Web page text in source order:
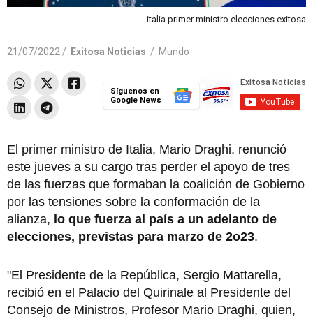
italia primer ministro elecciones exitosa
21/07/2022 / Exitosa Noticias / Mundo
Síguenos en
Google News
El primer ministro de Italia, Mario Draghi, renunció
este jueves a su cargo tras perder el apoyo de tres
de las fuerzas que formaban la coalición de Gobierno
por las tensiones sobre la conformación de la
alianza, lo que fuerza al país a un adelanto de
elecciones, previstas para marzo de 2o23.
"El Presidente de la República, Sergio Mattarella,
recibió en el Palacio del Quirinale al Presidente del
Consejo de Ministros, Profesor Mario Draghi, quien,